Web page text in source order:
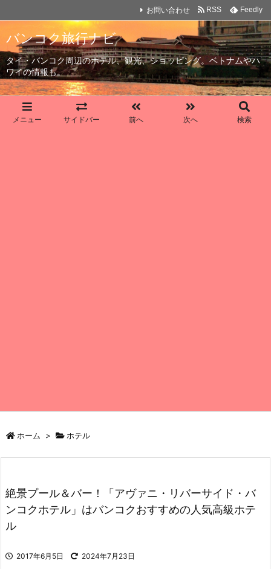
バンコク旅行ナビ
タイ・バンコク周辺のホテル、観光、ショッピング。ベトナムやハ
ワイの情報も。
メニュー サイドバー 前へ 次へ 検索
お問い合わせ RSS Feedly
ホーム > ホテル
絶景プール＆バー！「アヴァニ・リバーサイド・バ
ンコクホテル」はバンコクおすすめの人気高級ホテ
ル
2017年6月5日 2024年7月23日